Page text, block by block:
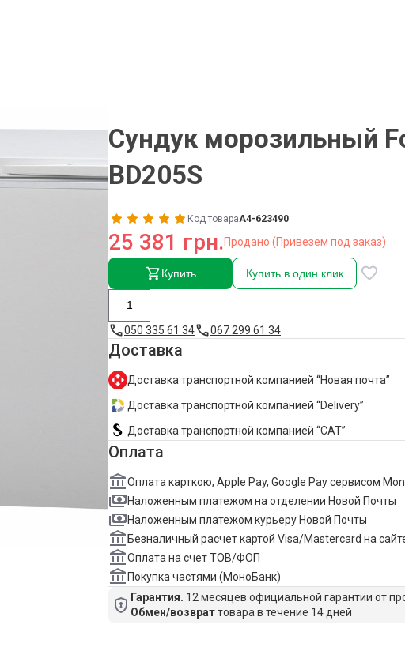
Сундук морозильный
BD205S
Код товараA4-623490
25 381 грн.Продано (Привезем под заказ)
Купить Купить в один клик
050 335 61 34 067 299 61 34
Доставка
Доставка транспортной компанией “Новая почта”
Доставка транспортной компанией “Delivery”
Доставка транспортной компанией “САТ”
Оплата
Оплата карткою, Apple Pay, Google Pay сервисом
Наложенным платежом на отделении Новой Почты
Наложенным платежом курьеру Новой Почты
Безналичный расчет картой Visa/Mastercard на
Оплата на счет ТОВ/ФОП
Покупка частями (МоноБанк)
Гарантия. 12 месяцев официальной гарантии от
Обмен/возвраттовара в течение 14 дней